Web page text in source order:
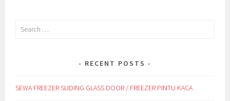
Search
RECENT POSTS
SEWA FREEZER SLIDING GLASS DOOR / FREEZER PINTU KACA